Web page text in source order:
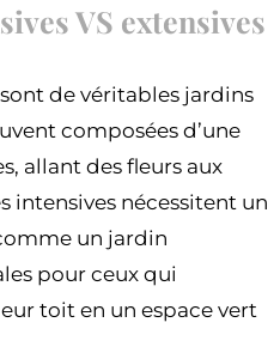
VS extensives
sont de véritables jardins
composées d’une
allant des fleurs aux
intensives nécessitent un
un jardin
pour ceux qui
toit en un espace vert